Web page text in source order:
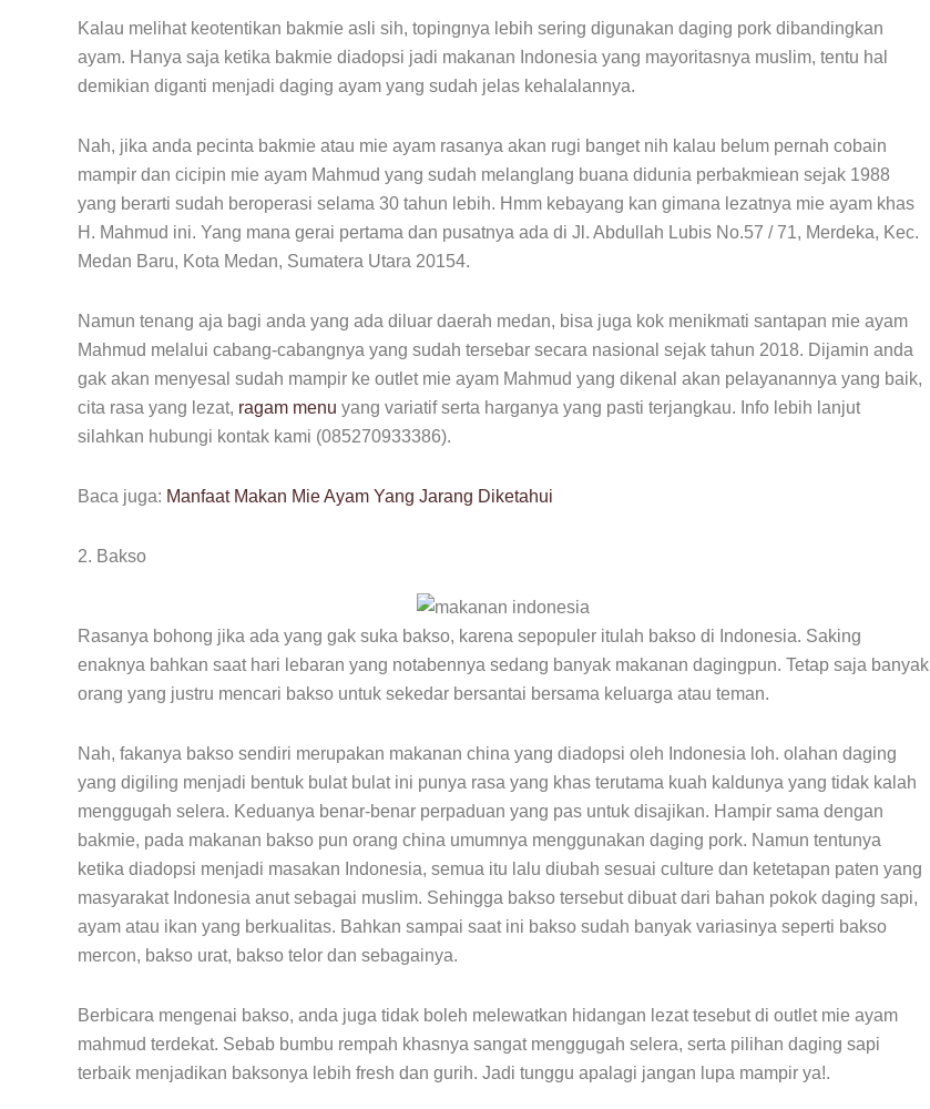
Kalau melihat keotentikan bakmie asli sih, topingnya lebih sering digunakan daging pork dibandingkan
ayam. Hanya saja ketika bakmie diadopsi jadi makanan Indonesia yang mayoritasnya muslim, tentu hal
demikian diganti menjadi daging ayam yang sudah jelas kehalalannya.
Nah, jika anda pecinta bakmie atau mie ayam rasanya akan rugi banget nih kalau belum pernah cobain
mampir dan cicipin mie ayam Mahmud yang sudah melanglang buana didunia perbakmiean sejak 1988
yang berarti sudah beroperasi selama 30 tahun lebih. Hmm kebayang kan gimana lezatnya mie ayam khas
H. Mahmud ini. Yang mana gerai pertama dan pusatnya ada di Jl. Abdullah Lubis No.57 / 71, Merdeka, Kec.
Medan Baru, Kota Medan, Sumatera Utara 20154.
Namun tenang aja bagi anda yang ada diluar daerah medan, bisa juga kok menikmati santapan mie ayam
Mahmud melalui cabang-cabangnya yang sudah tersebar secara nasional sejak tahun 2018. Dijamin anda
gak akan menyesal sudah mampir ke outlet mie ayam Mahmud yang dikenal akan pelayanannya yang baik,
cita rasa yang lezat, ragam menu yang variatif serta harganya yang pasti terjangkau. Info lebih lanjut
silahkan hubungi kontak kami (085270933386).
Baca juga: Manfaat Makan Mie Ayam Yang Jarang Diketahui
2. Bakso
Rasanya bohong jika ada yang gak suka bakso, karena sepopuler itulah bakso di Indonesia. Saking
enaknya bahkan saat hari lebaran yang notabennya sedang banyak makanan dagingpun. Tetap saja banyak
orang yang justru mencari bakso untuk sekedar bersantai bersama keluarga atau teman.
Nah, fakanya bakso sendiri merupakan makanan china yang diadopsi oleh Indonesia loh. olahan daging
yang digiling menjadi bentuk bulat bulat ini punya rasa yang khas terutama kuah kaldunya yang tidak kalah
menggugah selera. Keduanya benar-benar perpaduan yang pas untuk disajikan. Hampir sama dengan
bakmie, pada makanan bakso pun orang china umumnya menggunakan daging pork. Namun tentunya
ketika diadopsi menjadi masakan Indonesia, semua itu lalu diubah sesuai culture dan ketetapan paten yang
masyarakat Indonesia anut sebagai muslim. Sehingga bakso tersebut dibuat dari bahan pokok daging sapi,
ayam atau ikan yang berkualitas. Bahkan sampai saat ini bakso sudah banyak variasinya seperti bakso
mercon, bakso urat, bakso telor dan sebagainya.
Berbicara mengenai bakso, anda juga tidak boleh melewatkan hidangan lezat tesebut di outlet mie ayam
mahmud terdekat. Sebab bumbu rempah khasnya sangat menggugah selera, serta pilihan daging sapi
terbaik menjadikan baksonya lebih fresh dan gurih. Jadi tunggu apalagi jangan lupa mampir ya!.